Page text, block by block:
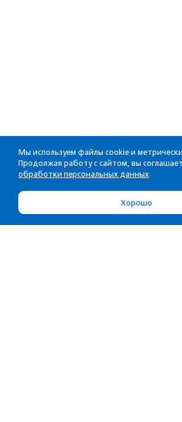
Мы используем файлы cookie и
Продолжая работу с сайтом, вы
обработки персональных данных
Хорошо